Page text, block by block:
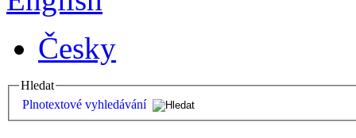
Česky
Hledat
Plnotextové vyhledávání